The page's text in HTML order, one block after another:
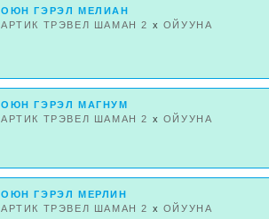
ОЮН ГЭРЭЛ МЕЛИАН
АРТИК ТРЭВЕЛ ШАМАН 2 x ОЙУУНА
ОЮН ГЭРЭЛ МАГНУМ
АРТИК ТРЭВЕЛ ШАМАН 2 x ОЙУУНА
ОЮН ГЭРЭЛ МЕРЛИН
АРТИК ТРЭВЕЛ ШАМАН 2 x ОЙУУНА